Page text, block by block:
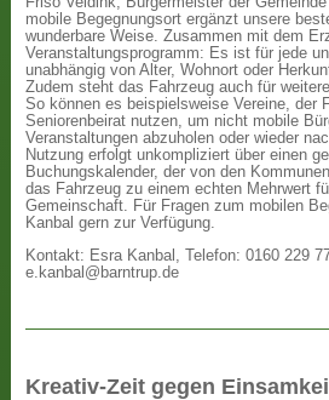
mobile Begegnungsort ergänzt unsere
wunderbare Weise. Zusammen mit dem
Veranstaltungsprogramm: Es ist für jede
unabhängig von Alter, Wohnort oder
Zudem steht das Fahrzeug auch für
So können es beispielsweise Vereine, der
Seniorenbeirat nutzen, um nicht mobile
Veranstaltungen abzuholen oder wieder
Nutzung erfolgt unkompliziert über einen
Buchungskalender, der von den
das Fahrzeug zu einem echten Mehrwert
Gemeinschaft. Für Fragen zum mobilen
Kanbal gern zur Verfügung.
Kontakt: Esra Kanbal, Telefon: 0160 229
e.kanbal@barntrup.de
Kreativ-Zeit gegen